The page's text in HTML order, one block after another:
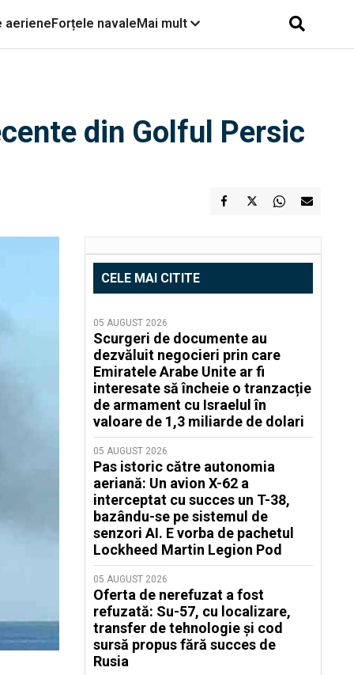
aerieneForțele navaleMai mult
din Golful Persic
CELE MAI CITITE
05 AUGUST 2026
Scurgeri de documente au
dezvăluit negocieri prin care
Emiratele Arabe Unite ar fi
interesate să încheie o tranzacție
de armament cu Israelul în
valoare de 1,3 miliarde de dolari
05 AUGUST 2026
Pas istoric către autonomia
aeriană: Un avion X-62 a
interceptat cu succes un T-38,
bazându-se pe sistemul de
senzori AI. E vorba de pachetul
Lockheed Martin Legion Pod
05 AUGUST 2026
Oferta de nerefuzat a fost
refuzată: Su-57, cu localizare,
transfer de tehnologie și cod
sursă propus fără succes de
Rusia